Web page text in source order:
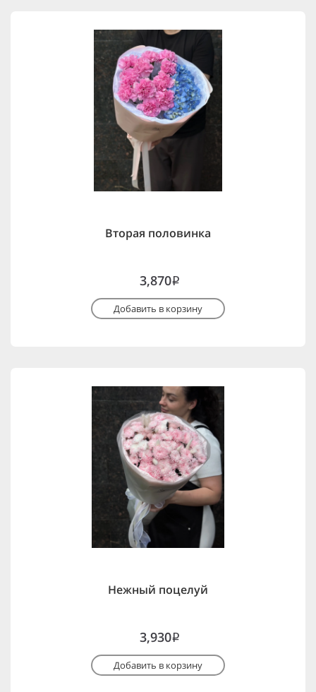
Вторая половинка
3,870i
Добавить в корзину
Нежный поцелуй
3,930i
Добавить в корзину